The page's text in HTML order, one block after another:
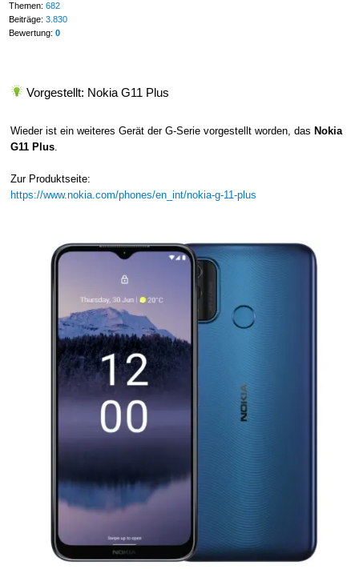
Themen: 682
Beiträge: 3.830
Bewertung: 0
Vorgestellt: Nokia G11 Plus
Wieder ist ein weiteres Gerät der G-Serie vorgestellt worden, das Nokia
G11 Plus.
Zur Produktseite:
https://www.nokia.com/phones/en_int/nokia-g-11-plus